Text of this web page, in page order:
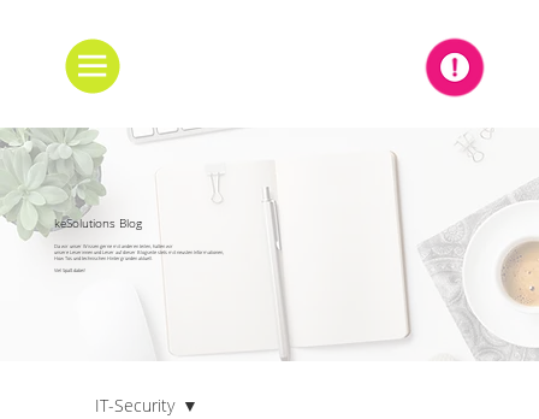
keSolutions Blog
Da wir unser Wissen gerne mit anderen teilen, halten wir
unsere Leserinnen und Leser auf dieser Blogseite stets mit neusten Informationen,
How Tos und technischen Hintergründen aktuell.
Viel Spaß dabei!
IT-Security